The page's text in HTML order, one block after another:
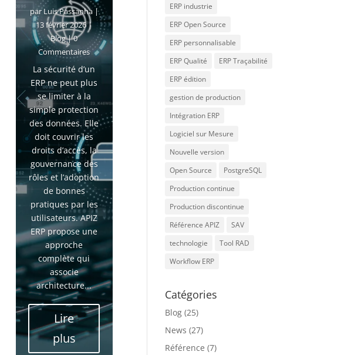
parLuis Passanha|
13 février 2026|
Blog| 0
Commentaires
La sécurité d’un
ERP ne peut plus
se limiter à la
simple protection
des données. Elle
doit couvrir les
droits d’accès, la
gouvernance des
rôles et l’adoption
de bonnes
pratiques par les
utilisateurs. APIZ
ERP propose une
approche
complète qui
associe
architecture...
Lire
plus
ERP industrie
ERP Open Source
ERP personnalisable
ERP Qualité
ERP Traçabilité
ERP édition
gestion de production
Intégration ERP
Logiciel sur Mesure
Nouvelle version
Open Source
PostgreSQL
Production continue
Production discontinue
Référence APIZ
SAV
technologie
Tool RAD
Workflow ERP
Catégories
Blog (25)
News (27)
Référence (7)